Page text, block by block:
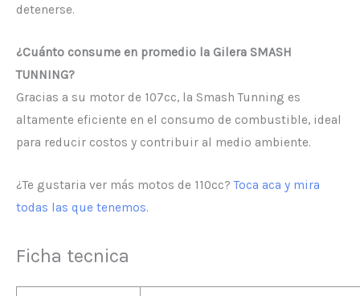
detenerse.
¿Cuánto consume en promedio la Gilera SMASH
TUNNING?
Gracias a su motor de 107cc, la Smash Tunning es
altamente eficiente en el consumo de combustible, ideal
para reducir costos y contribuir al medio ambiente.
¿Te gustaria ver más motos de 110cc?Toca aca y mira
todas las que tenemos.
Ficha tecnica